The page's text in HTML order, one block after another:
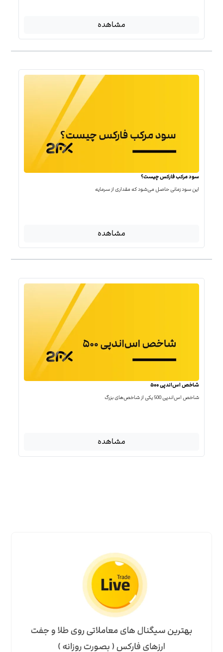
مشاهده
سود مرکب فارکس چیست؟
این سود زمانی حاصل می‌شود که مقداری از سرمایه
مشاهده
شاخص اس‌اندپی ۵۰۰
شاخص اس‌اند‌پی 500 یکی از شاخص‌های بزرگ
مشاهده